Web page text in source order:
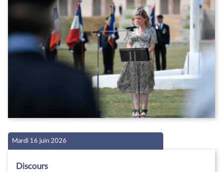
Mardi 16 juin 2026
Discours